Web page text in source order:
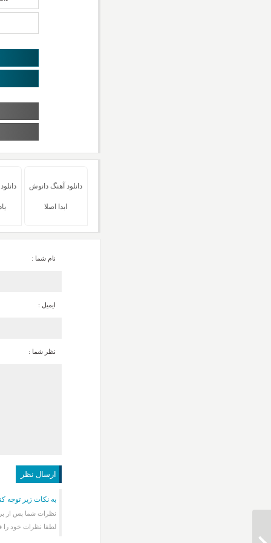
دانلود آهنگ دانوش
ابدا اصلا
نام شما :
ایمیل :
نظر شما :
به نکات زیر توجه
نظرات شما پس از
لطفا نظرات خود را